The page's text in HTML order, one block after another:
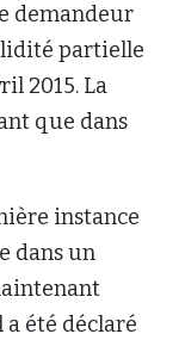
demandeur
partielle
2015. La
que dans
instance
dans un
a été déclaré